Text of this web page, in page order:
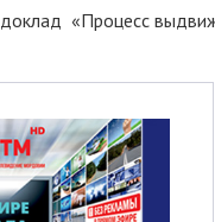
доклад «Процесс